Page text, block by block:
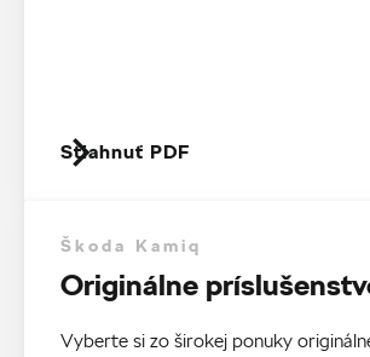
Stiahnuť PDF
Škoda Kamiq
Originálne
Vyberte si zo širokej ponuky